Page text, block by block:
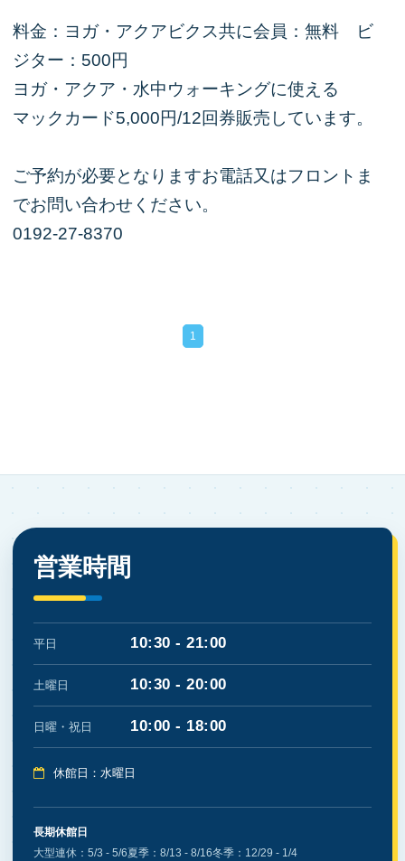
料金：ヨガ・アクアビクス共に会員：無料 ビ
ジター：500円
ヨガ・アクア・水中ウォーキングに使える
マックカード5,000円/12回券販売しています。
ご予約が必要となりますお電話又はフロントま
でお問い合わせください。
0192-27-8370
1
営業時間
平日 10:30 - 21:00
土曜日 10:30 - 20:00
日曜・祝日 10:00 - 18:00
休館日：水曜日
長期休館日
大型連休：5/3 - 5/6夏季：8/13 - 8/16冬季：12/29 - 1/4